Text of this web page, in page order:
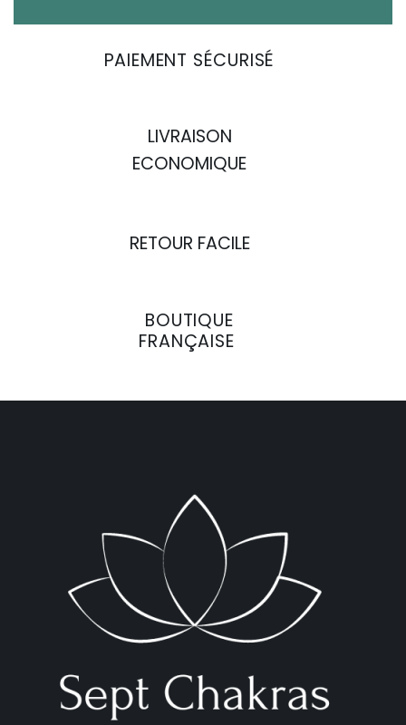
PAIEMENT SÉCURISÉ
LIVRAISON
ECONOMIQUE
RETOUR FACILE
BOUTIQUE
FRANÇAISE